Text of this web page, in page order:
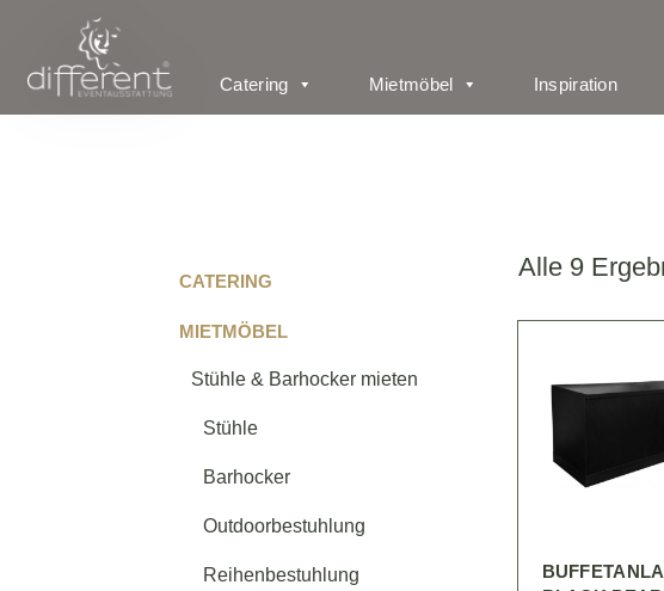
Catering Mietmöbel Inspiration
Alle 9
CATERING
MIETMÖBEL
Stühle & Barhocker mieten
Stühle
Barhocker
Outdoorbestuhlung
Reihenbestuhlung